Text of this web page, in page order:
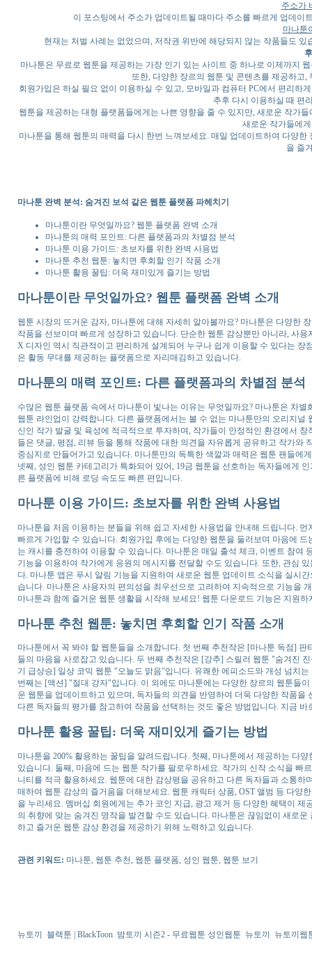
주소가
이 포스팅에서 주소가 업데이트될 때마다 주소를 빠르게 업데
마나툰
현재는 처벌 사례는 없었으며, 저작권 위반에 해당되지 않는 작품들도
마나툰은 무료로 웹툰을 제공하는 가장 인기 있는 사이트 중 하나로 이제까지
또한, 다양한 장르의 웹툰 및 콘텐츠를 제공하고
회원가입은 하실 필요 없이 이용하실 수 있고, 모바일과 컴퓨터 PC에서 편리
추후 다시 이용하실 때 편
웹툰을 제공하는 대형 플랫폼들에게는 나쁜 영향을 줄 수 있지만, 새로운 작가
새로운 작가들에
마나툰을 통해 웹툰의 매력을 다시 한번 느껴보세요. 매일 업데이트하여 다양
을 즐
마나툰 완벽 분석: 숨겨진 보석 같은 웹툰 플랫폼 파헤치기
마나툰이란 무엇일까요? 웹툰 플랫폼 완벽 소개
마나툰의 매력 포인트: 다른 플랫폼과의 차별점 분석
마나툰 이용 가이드: 초보자를 위한 완벽 사용법
마나툰 추천 웹툰: 놓치면 후회할 인기 작품 소개
마나툰 활용 꿀팁: 더욱 재미있게 즐기는 방법
마나툰이란 무엇일까요? 웹툰 플랫폼 완벽 소개
웹툰 시장의 뜨거운 감자, 마나툰에 대해 자세히 알아볼까요? 마나툰은 다양한
작품을 선보이며 빠르게 성장하고 있습니다. 단순한 웹툰 감상뿐만 아니라, 사
X 디자인 역시 직관적이고 편리하게 설계되어 누구나 쉽게 이용할 수 있다는
은 활동 무대를 제공하는 플랫폼으로 자리매김하고 있습니다.
마나툰의 매력 포인트: 다른 플랫폼과의 차별점 분석
수많은 웹툰 플랫폼 속에서 마나툰이 빛나는 이유는 무엇일까요? 마나툰은 차
웹툰 라인업이 강력합니다. 다른 플랫폼에서는 볼 수 없는 마나툰만의 오리지
신인 작가 발굴 및 육성에 적극적으로 투자하며, 작가들이 안정적인 환경에서
들은 댓글, 평점, 리뷰 등을 통해 작품에 대한 의견을 자유롭게 공유하고 작가
중심지로 만들어가고 있습니다. 마나툰만의 독특한 색깔과 매력은 웹툰 팬들
넷째, 성인 웹툰 카테고리가 특화되어 있어, 19금 웹툰을 선호하는 독자들에게
른 플랫폼에 비해 로딩 속도도 빠른 편입니다.
마나툰 이용 가이드: 초보자를 위한 완벽 사용법
마나툰을 처음 이용하는 분들을 위해 쉽고 자세한 사용법을 안내해 드립니다.
빠르게 가입할 수 있습니다. 회원가입 후에는 다양한 웹툰을 둘러보며 마음에
는 캐시를 충전하여 이용할 수 있습니다. 마나툰은 매일 출석 체크, 이벤트 참
기능을 이용하여 작가에게 응원의 메시지를 전달할 수도 있습니다. 또한, 관심
다. 마나툰 앱은 푸시 알림 기능을 지원하여 새로운 웹툰 업데이트 소식을 실시
습니다. 마나툰은 사용자의 편의성을 최우선으로 고려하여 지속적으로 기능을
마나툰과 함께 즐거운 웹툰 생활을 시작해 보세요! 웹툰 다운로드 기능은 지원하
마나툰 추천 웹툰: 놓치면 후회할 인기 작품 소개
마나툰에서 꼭 봐야 할 웹툰들을 소개합니다. 첫 번째 추천작은 [마나툰 독점]
들의 마음을 사로잡고 있습니다. 두 번째 추천작은 [강추] 스릴러 웹툰 "숨겨진
기 급상승] 일상 코믹 웹툰 "오늘도 맑음"입니다. 유쾌한 에피소드와 개성 넘치
번째는 [액션] "절대 강자"입니다. 이 외에도 마나툰에는 다양한 장르의 웹툰들
운 웹툰을 업데이트하고 있으며, 독자들의 의견을 반영하여 더욱 다양한 작품
다른 독자들의 평가를 참고하여 작품을 선택하는 것도 좋은 방법입니다. 지금
마나툰 활용 꿀팁: 더욱 재미있게 즐기는 방법
마나툰을 200% 활용하는 꿀팁을 알려드립니다. 첫째, 마나툰에서 제공하는 다
있습니다. 둘째, 마음에 드는 웹툰 작가를 팔로우하세요. 작가의 신작 소식을
니티를 적극 활용하세요. 웹툰에 대한 감상평을 공유하고 다른 독자들과 소통
매하여 웹툰 감상의 즐거움을 더해보세요. 웹툰 캐릭터 상품, OST 앨범 등 다
을 누리세요. 멤버십 회원에게는 추가 코인 지급, 광고 제거 등 다양한 혜택이
의 취향에 맞는 숨겨진 명작을 발견할 수도 있습니다. 마나툰은 끊임없이 새로
하고 즐거운 웹툰 감상 환경을 제공하기 위해 노력하고 있습니다.
관련 키워드: 마나툰, 웹툰 추천, 웹툰 플랫폼, 성인 웹툰, 웹툰 보기
뉴토끼 블랙툰 | BlackToon 밤토끼 시즌2 - 무료웹툰 성인웹툰 뉴토끼 뉴토끼웹